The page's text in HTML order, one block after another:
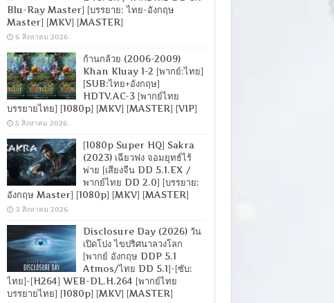
Blu-Ray Master] [บรรยาย: ไทย-อังกฤษ
Master] [MKV] [MASTER]
6 สิงหาคม 2026
ก้านกล้วย (2006-2009)
Khan Kluay 1-2 [พากย์:ไทย]
[SUB:ไทย+อังกฤษ]
HDTV.AC-3 [พากย์ไทย
บรรยายไทย] [1080p] [MKV] [MASTER] [VIP]
5 สิงหาคม 2026
[1080p Super HQ] Sakra
(2023) เฉียวฟง จอมยุทธ์ไร้
พ่าย [เสียงจีน DD 5.1.EX /
พากย์ไทย DD 2.0] [บรรยาย:
อังกฤษ Master] [1080p] [MKV] [MASTER]
3 สิงหาคม 2026
Disclosure Day (2026) วัน
เปิดโปง ไขปริศนาลวงโลก
[พากย์ อังกฤษ DDP 5.1
Atmos/ไทย DD 5.1]-[ซับ:
ไทย]-[H264] WEB-DL.H.264 [พากย์ไทย
บรรยายไทย] [1080p] [MKV] [MASTER]